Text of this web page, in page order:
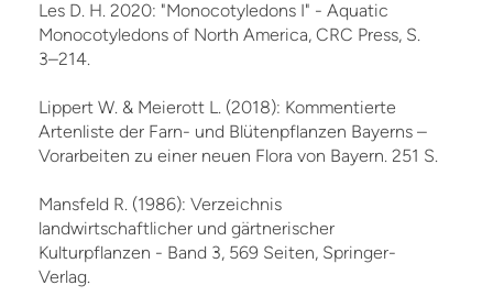
Les D. H. 2020: "Monocotyledons I" - Aquatic
Monocotyledons of North America, CRC Press, S.
3–214.
Lippert W. & Meierott L. (2018): Kommentierte
Artenliste der Farn- und Blütenpflanzen Bayerns –
Vorarbeiten zu einer neuen Flora von Bayern. 251 S.
Mansfeld R. (1986): Verzeichnis
landwirtschaftlicher und gärtnerischer
Kulturpflanzen - Band 3, 569 Seiten, Springer-
Verlag.